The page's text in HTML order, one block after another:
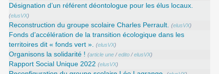
Désignation d’un référent déontologue pour les élus locaux.
(elusVX)
Reconstruction du groupe scolaire Charles Perrault. (elusVX)
Fonds d’accélération de la transition écologique dans les
territoires dit « fonds vert ». (elusVX)
Organisons la solidarité ! (article une /edito /elusVX)
Rapport Social Unique 2022 (elusVX)